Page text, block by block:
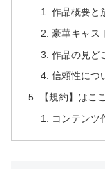
作品概要と
豪華キャス
作品の見ど
信頼性につ
【規約】はこ
コンテンツ